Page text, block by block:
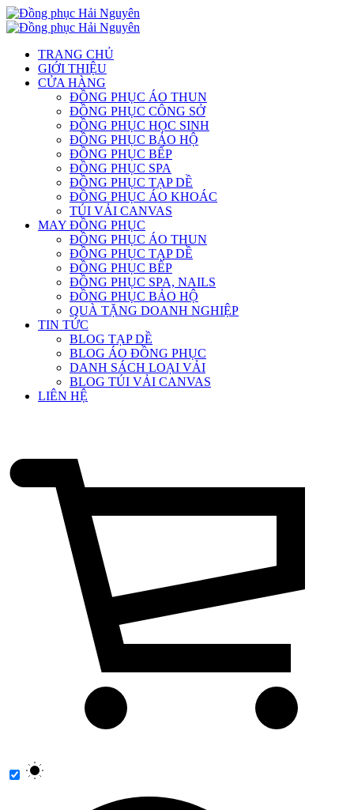
TRANG CHỦ
GIỚI THIỆU
CỬA HÀNG
ĐỒNG PHỤC ÁO THUN
ĐỒNG PHỤC CÔNG SỞ
ĐỒNG PHỤC HỌC SINH
ĐỒNG PHỤC BẢO HỘ
ĐỒNG PHỤC BẾP
ĐỒNG PHỤC SPA
ĐỒNG PHỤC TẠP DỀ
ĐỒNG PHỤC ÁO KHOÁC
TÚI VẢI CANVAS
MAY ĐỒNG PHỤC
ĐỒNG PHỤC ÁO THUN
ĐỒNG PHỤC TẠP DỀ
ĐỒNG PHỤC BẾP
ĐỒNG PHỤC SPA, NAILS
ĐỒNG PHỤC BẢO HỘ
QUÀ TẶNG DOANH NGHIỆP
TIN TỨC
BLOG TẠP DỀ
BLOG ÁO ĐỒNG PHỤC
DANH SÁCH LOẠI VẢI
BLOG TÚI VẢI CANVAS
LIÊN HỆ